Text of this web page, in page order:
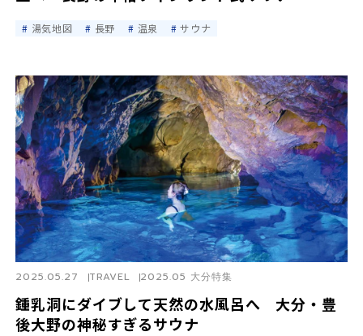
湯気地図 長野 温泉 サウナ
鍾乳洞にダイブして天然の水風呂へ 大分・豊
後大野の神秘すぎるサウナ
2025.05.27 TRAVEL 2025.05 大分特集